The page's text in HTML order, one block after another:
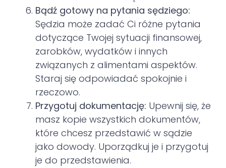
Bądź gotowy na pytania sędziego:
Sędzia może zadać Ci różne pytania
dotyczące Twojej sytuacji finansowej,
zarobków, wydatków i innych
związanych z alimentami aspektów.
Staraj się odpowiadać spokojnie i
rzeczowo.
Przygotuj dokumentację: Upewnij się, że
masz kopie wszystkich dokumentów,
które chcesz przedstawić w sądzie
jako dowody. Uporządkuj je i przygotuj
je do przedstawienia.